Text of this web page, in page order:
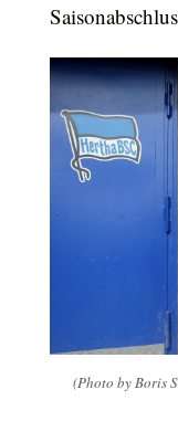
(Photo by Boris